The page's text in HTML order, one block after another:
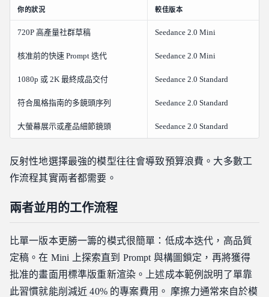
你的狀況 較佳版本
720P 高產量社群草稿 Seedance 2.0 Mini
核准前的快速 Prompt 迭代 Seedance 2.0 Mini
1080p 或 2K 最終成品交付 Seedance 2.0 Standard
符合風格指南的多鏡頭序列 Seedance 2.0 Standard
大螢幕展示或產品細節鏡頭 Seedance 2.0 Standard
反射性地選擇最強的模型往往會導致預算浪費。大多數工
作流程其實兩者都需要。
兩者並用的工作流程
比單一版本更勝一籌的模式很簡單：低成本迭代，高品質
定稿。在 Mini 上探索直到 Prompt 與構圖鎖定，再將獲得
批准的畫面用標準版重新渲染。上述成本範例說明了單靠
此習慣就能削減近 40% 的專案費用。 摩擦力通常來自於模